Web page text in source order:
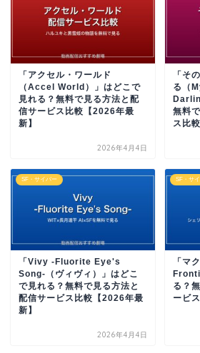
「アクセル・ワールド
（Accel World）」はどこで
見れる？無料で見る方法と配
信サービス比較【2026年最
新】
2026年4月4日
「そ
る（
無料
ス比
SF・サイバー
「Vivy -Fluorite Eye's
Song-（ヴィヴィ）」はどこ
で見れる？無料で見る方法と
配信サービス比較【2026年最
新】
2026年4月4日
SF・サ
「マ
る？
ービ